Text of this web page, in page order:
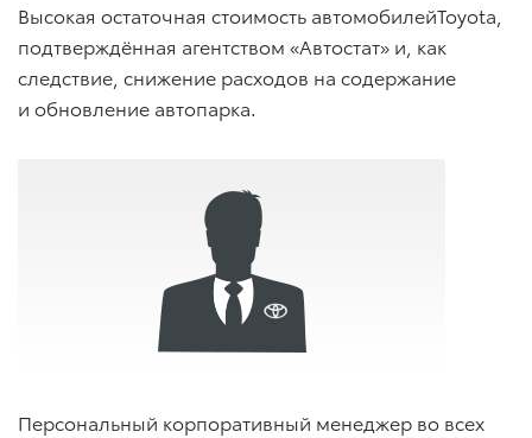
Высокая остаточная стоимость автомобилейToyota,
подтверждённая агентством «Автостат» и, как
следствие, снижение расходов на содержание
и обновление автопарка.
Персональный корпоративный менеджер во всех